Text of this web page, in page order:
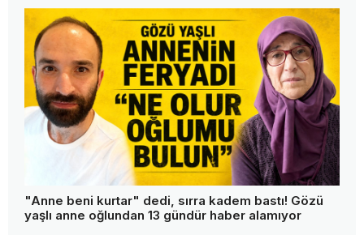
"Anne beni kurtar" dedi, sırra kadem bastı! Gözü
yaşlı anne oğlundan 13 gündür haber alamıyor